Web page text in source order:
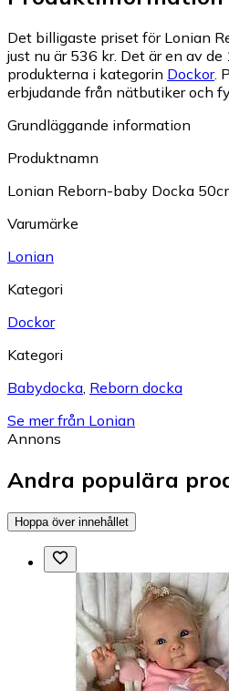
Det billigaste priset för Lonian
just nu är 536 kr. Det är en av
produkterna i kategorin Dockor.
erbjudande från nätbutiker och
Grundläggande information
Produktnamn
Lonian Reborn-baby Docka
Varumärke
Lonian
Kategori
Dockor
Kategori
Babydocka, Reborn docka
Se mer från Lonian
Annons
Andra populära
Hoppa över innehållet